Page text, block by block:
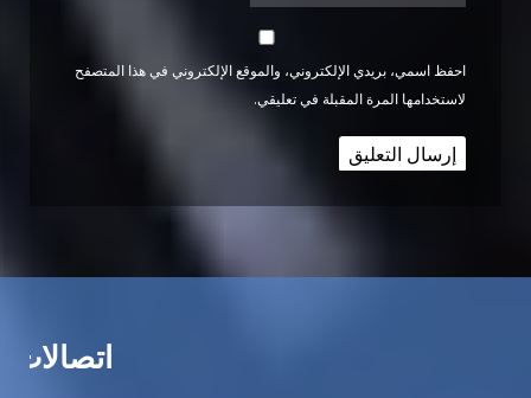
احفظ اسمي، بريدي الإلكتروني، والموقع الإلكتروني في هذا المتصفح
لاستخدامها المرة المقبلة في تعليقي.
اتصالات